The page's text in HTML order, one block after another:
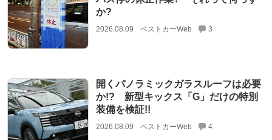
か?
2026.08.09 ベストカーWeb 3
開くパノラミックガラスルーフは必要
か!? 新型キックス「G」だけの特別
装備を検証!!
2026.08.09 ベストカーWeb 4